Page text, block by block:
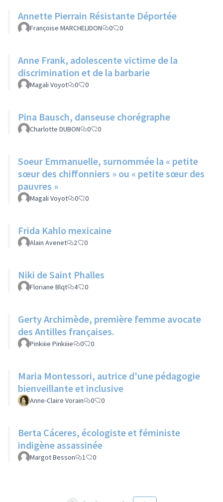
Annette Pierrain Résistante Déportée
Françoise MARCHELIDON 0 0
Anne Frank, adolescente victime de la
discrimination et de la barbarie
Magali Voyot 0 0
Pina Bausch, danseuse chorégraphe
Charlotte DUBON 0 0
Soeur Emmanuelle, surnommée la « petite
sœur des chiffonniers » ou « petite sœur des
pauvres »
Magali Voyot 0 0
Frida Kahlo mexicaine
Alain Avenet 2 0
Niki de Saint Phalles
Floriane Blqt 4 0
Gerty Archimède, première femme avocate
des Antilles françaises.
Pinkiiie Pinkiiie 0 0
Maria Montessori, autrice d'une pédagogie
bienveillante et inclusive
Anne-Claire Vorain 0 0
Berta Cáceres, écologiste et féministe
indigène assassinée
Margot Besson 1 0